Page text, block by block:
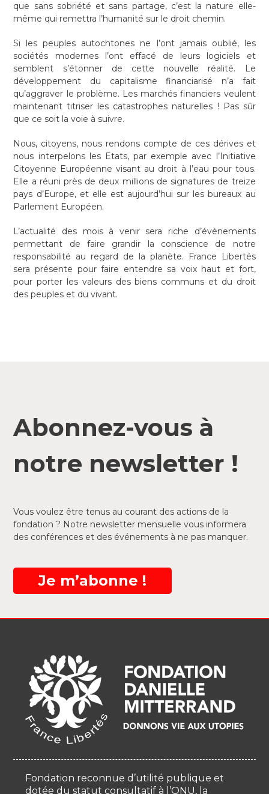
que sans sobriété et sans partage, c’est la nature elle-
même qui remettra l’humanité sur le droit chemin.
Si les peuples autochtones ne l’ont jamais oublié, les
sociétés modernes l’ont effacé de leurs logiciels et
semblent s’étonner de cette nouvelle réalité. Le
développement du capitalisme financiarisé n’a fait
qu’aggraver le problème. Les marchés financiers veulent
maintenant titriser les catastrophes naturelles ! Pas sûr
que ce soit la voie à suivre.
Nous, citoyens, nous rendons compte de ces dérives et
nous interpelons les Etats, par exemple avec l’Initiative
Citoyenne Européenne visant au droit à l’eau pour tous.
Elle a réuni près de deux millions de signatures de treize
pays d’Europe, et elle est aujourd’hui sur les bureaux au
Parlement Européen.
L’actualité des mois à venir sera riche d’évènements
permettant de faire grandir la conscience de notre
responsabilité au regard de la planète. France Libertés
sera présente pour faire entendre sa voix haut et fort,
pour porter les valeurs des biens communs et du droit
des peuples et du vivant.
Abonnez-vous à
notre newsletter !
Vous voulez être tenus au courant des actions de la
fondation ? Notre newsletter mensuelle vous informera
des conférences et des événements à ne pas manquer.
Je m’abonne !
Fondation reconnue d’utilité publique et
dotée du statut consultatif à l’ONU, la